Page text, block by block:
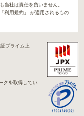
当社は責任を負いません。
利用規約」 が適用されるもの
プライム上
クを取得してい